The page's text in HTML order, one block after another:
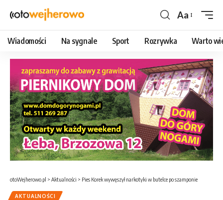
Czcionka
Aa
Wiadomości Na sygnale Sport Rozrywka Warto
otoWejherowo.pl > Aktualności > Pies Korek wywęszył narkotyki w butelce po szamponie
AKTUALNOŚCI